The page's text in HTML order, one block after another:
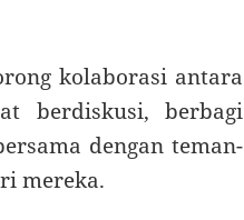
kolaborasi antara
berdiskusi, berbagi
dengan teman-
mereka.